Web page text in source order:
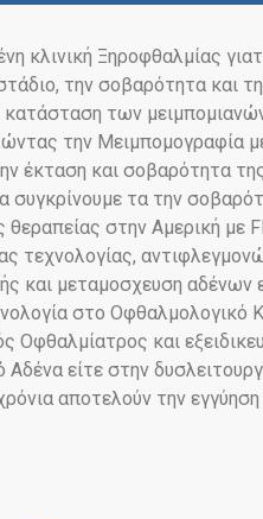
κλινική Ξηροφθαλμίας
την σοβαρότητα και
κατάσταση των
την Μειμπομογραφία
έκταση και σοβαρότητα
τα την
θεραπείας στην Αμερική
τεχνολογίας,
και μεταμοσχευση αδένων
στο Οφθαλμολογικό
Οφθαλμίατρος και
Αδένα είτε στην
αποτελούν την